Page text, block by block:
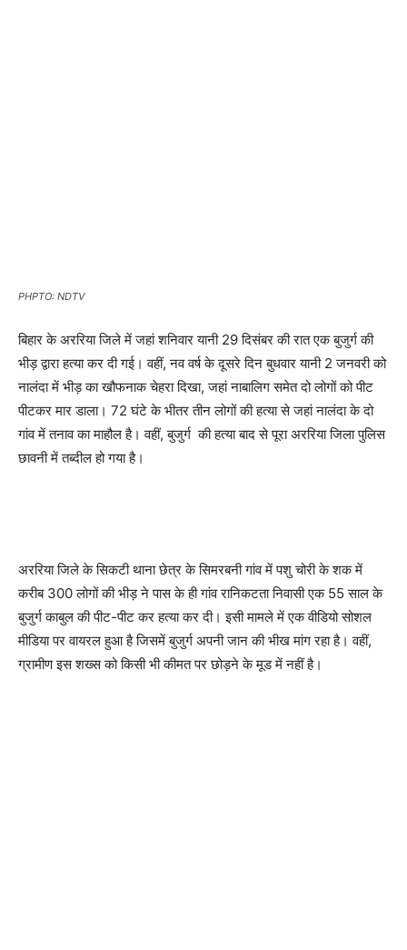
PHPTO: NDTV
बिहार के अररिया जिले में जहां शनिवार यानी 29 दिसंबर की रात एक बुजुर्ग की
भीड़ द्वारा हत्या कर दी गई। वहीं, नव वर्ष के दूसरे दिन बुधवार यानी 2 जनवरी को
नालंदा में भीड़ का खौफनाक चेहरा दिखा, जहां नाबालिग समेत दो लोगों को पीट
पीटकर मार डाला। 72 घंटे के भीतर तीन लोगों की हत्या से जहां नालंदा के दो
गांव में तनाव का माहौल है। वहीं, बुजुर्ग की हत्या बाद से पूरा अररिया जिला पुलिस
छावनी में तब्दील हो गया है।
अररिया जिले के सिकटी थाना छेत्र के सिमरबनी गांव में पशु चोरी के शक में
करीब 300 लोगों की भीड़ नेपास के ही गांवरानिकटता निवासी एक 55 साल के
बुजुर्ग काबुल की पीट-पीट कर हत्या कर दी। इसी मामले में एक वीडियो सोशल
मीडिया पर वायरल हुआ है जिसमें बुजुर्ग अपनी जान की भीख मांग रहा है। वहीं,
ग्रामीण इस शख्स को किसी भी कीमत पर छोड़ने के मूड में नहीं है।